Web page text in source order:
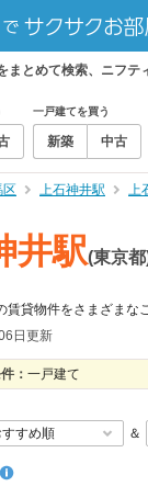
とめて検索、ニフテ
一戸建てを買う
新築 中古
区 上石神井駅 上
井駅(東京
賃貸物件をさまざまな
日更新
： 一戸建て
＆